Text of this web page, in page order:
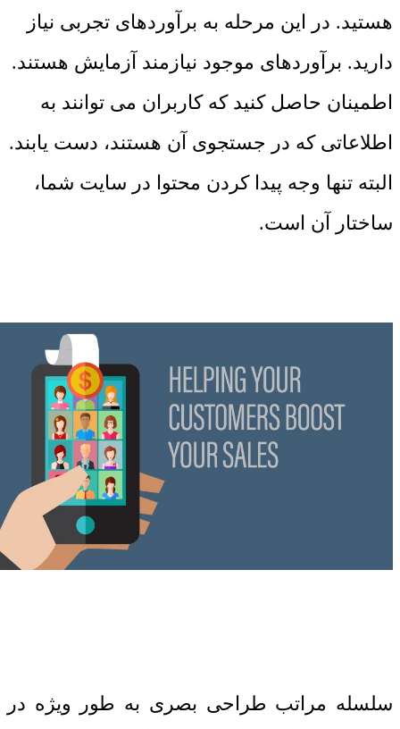
هستید. در این مرحله به برآوردهای تجربی نیاز
دارید. برآوردهای موجود نیازمند آزمایش هستند.
اطمینان حاصل کنید که کاربران می توانند به
اطلاعاتی که در جستجوی آن هستند، دست یابند.
البته تنها وجه پیدا کردن محتوا در سایت شما،
ساختار آن است.
سلسله مراتب طراحی بصری به طور ویژه در